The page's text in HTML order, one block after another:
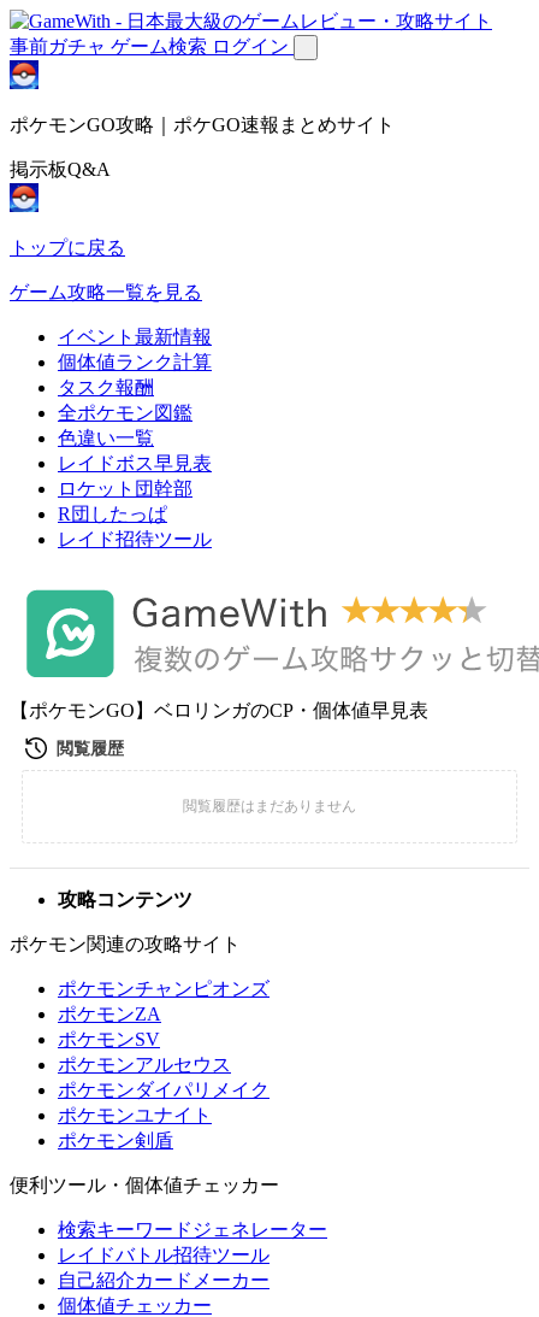
事前ガチャ ゲーム検索 ログイン
ポケモンGO攻略｜ポケGO速報まとめサイト
掲示板Q&A
トップに戻る
ゲーム攻略一覧を見る
イベント最新情報
個体値ランク計算
タスク報酬
全ポケモン図鑑
色違い一覧
レイドボス早見表
ロケット団幹部
R団したっぱ
レイド招待ツール
【ポケモンGO】ベロリンガのCP・個体値早見表
攻略コンテンツ
ポケモン関連の攻略サイト
ポケモンチャンピオンズ
ポケモンZA
ポケモンSV
ポケモンアルセウス
ポケモンダイパリメイク
ポケモンユナイト
ポケモン剣盾
便利ツール・個体値チェッカー
検索キーワードジェネレーター
レイドバトル招待ツール
自己紹介カードメーカー
個体値チェッカー